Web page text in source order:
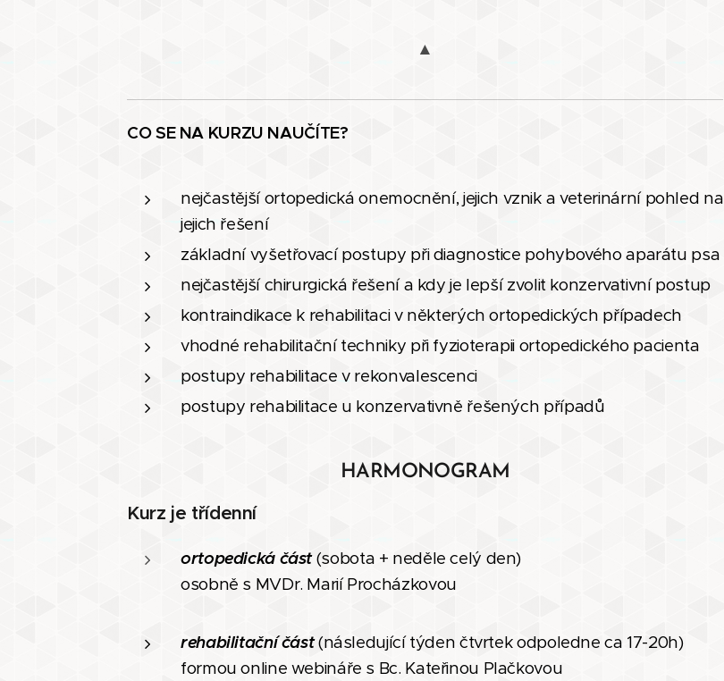
▲
CO SE NA KURZU NAUČÍTE?
nejčastější ortopedická onemocnění, jejich vznik a veterinární pohled na
jejich řešení
základní vyšetřovací postupy při diagnostice pohybového aparátu psa
nejčastější chirurgická řešení a kdy je lepší zvolit konzervativní postup
kontraindikace k rehabilitaci v některých ortopedických případech
vhodné rehabilitační techniky při fyzioterapii ortopedického pacienta
postupy rehabilitace v rekonvalescenci
postupy rehabilitace u konzervativně řešených případů
HARMONOGRAM
Kurz je třídenní
ortopedická část(sobota + neděle celý den)
osobně s MVDr. Marií Procházkovou
rehabilitační část(následující týden čtvrtek odpoledne ca 17-20h)
formou online webináře s Bc. Kateřinou Plačkovou